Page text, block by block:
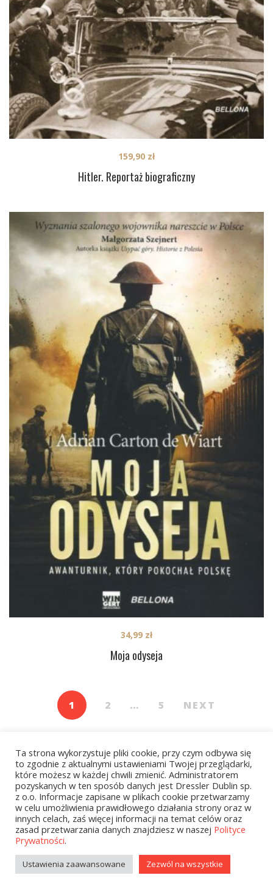
Hitler. Reportaż biograficzny
159,90 zł
Moja odyseja
34,99 zł
1 2 … 5 NEXT
Kategorie
zobacz wszystkie
Kolekcje Biedronka
Ta strona wykorzystuje pliki cookie, przy czym odbywa się
to zgodnie z aktualnymi ustawieniami Twojej przeglądarki,
które możesz w każdej chwili zmienić. Administratorem
pozyskanych w ten sposób danych jest Dressler Dublin sp.
z o.o. Informacje zapisane w plikach cookie przetwarzamy
w celu umożliwienia prawidłowego działania strony oraz w
innych celach, zaś więcej informacji na temat celów oraz
zasad przetwarzania danych znajdziesz w naszej Polityce
Prywatności.
Ustawienia zaawansowane Zezwól na wszystkie